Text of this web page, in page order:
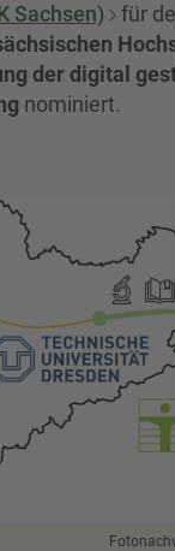
Sachsen)
für
der digital
nominiert.